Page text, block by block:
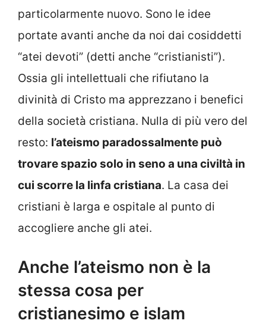
particolarmente nuovo. Sono le idee
portate avanti anche da noi dai cosiddetti
“atei devoti” (detti anche “cristianisti”).
Ossia gli intellettuali che rifiutano la
divinità di Cristo ma apprezzano i benefici
della società cristiana. Nulla di più vero del
resto: l’ateismo paradossalmente può
trovare spazio solo in seno a una civiltà in
cui scorre la linfa cristiana. La casa dei
cristiani è larga e ospitale al punto di
accogliere anche gli atei.
Anche l’ateismo non è la
stessa cosa per
cristianesimo e islam